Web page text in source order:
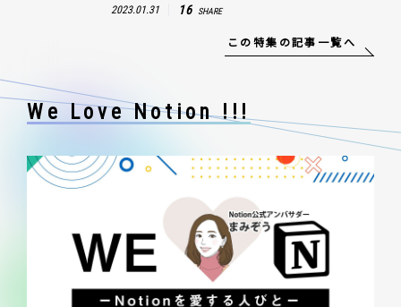
この特集の記事一覧へ
We Love Notion !!!